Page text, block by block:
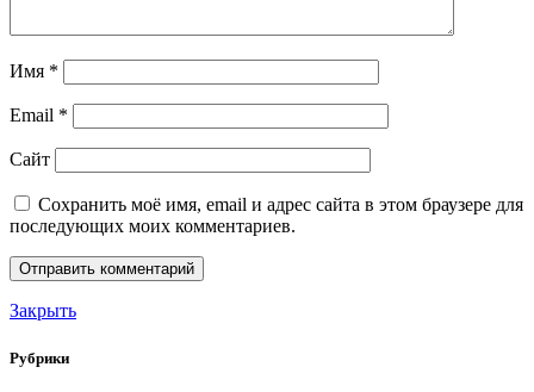
Имя *
Email *
Сайт
Сохранить моё имя, email и адрес сайта в этом браузере для
последующих моих комментариев.
Закрыть
Рубрики